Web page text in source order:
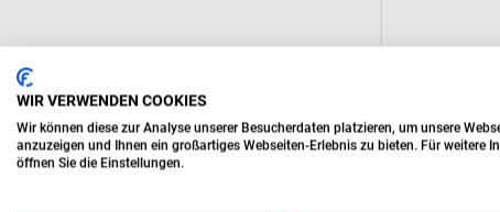
WIR VERWENDEN COOKIES
Wir können diese zur Analyse unserer Besucherdaten platzieren, um unsere
anzuzeigen und Ihnen ein großartiges Webseiten-Erlebnis zu bieten. Für weitere
öffnen Sie die Einstellungen.